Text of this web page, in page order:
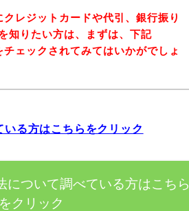
レジットカードや代引、銀行振り
知りたい方は、まずは、下記
ェックされてみてはいかがでしょ
る方はこちらをクリック
について調べている方はこちら
をクリック